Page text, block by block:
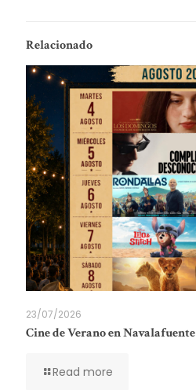
Relacionado
23/07/2026
Cine de Verano en Navalafuente
Read more